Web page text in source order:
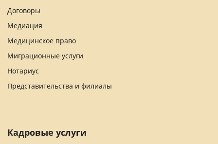
Договоры
Медиация
Медицинское право
Миграционные услуги
Нотариус
Представительства и филиалы
Кадровые услуги